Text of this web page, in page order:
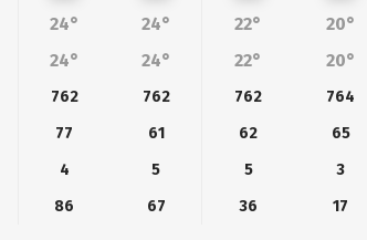
24° 24° 22°
20°
24° 24° 22° 20°
762 762 762
764
77 61 62
65
4 5 5
3
86 67 36 17